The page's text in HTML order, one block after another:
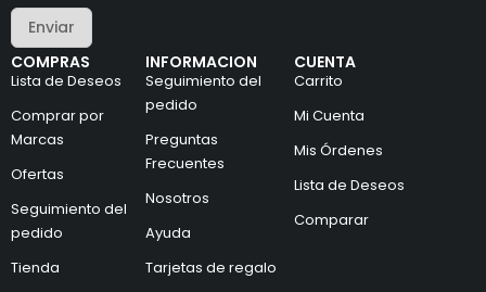
COMPRAS
Lista de Deseos
Comprar por
Marcas
Ofertas
Seguimiento del
pedido
Tienda
INFORMACION
Seguimiento del
pedido
Preguntas
Frecuentes
Nosotros
Ayuda
Tarjetas de regalo
CUENTA
Carrito
Mi Cuenta
Mis Órdenes
Lista de Deseos
Comparar
o
o
r
r
e
o
C
r
r
e
o
e
e
l
e
t
r
n
c
o
Enviar